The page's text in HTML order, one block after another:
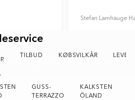
Stefan Lamhauge
TILBUD KØBSVILKÅR
GUSS-
TERRAZZO
KALKSTEN
ÖLAND
KALKSTEN NORD